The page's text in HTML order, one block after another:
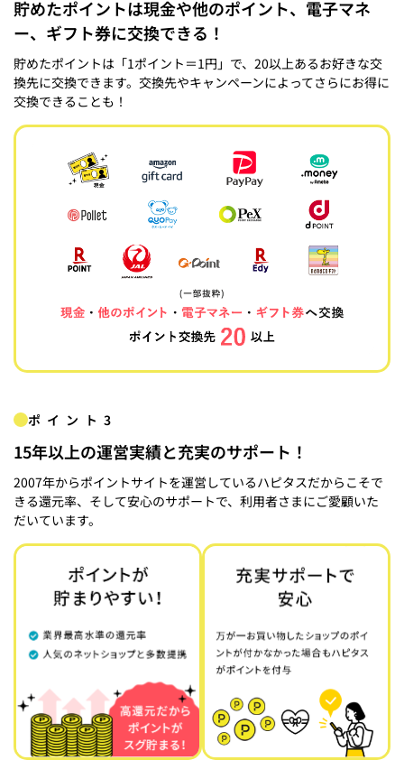
貯めたポイントは現金や他のポイント、電子マネ
ー、ギフト券に交換できる！
貯めたポイントは「1ポイント＝1円」で、20以上あるお好きな交
換先に交換できます。交換先やキャンペーンによってさらにお得に
交換できることも！
ポイント3
15年以上の運営実績と充実のサポート！
2007年からポイントサイトを運営しているハピタスだからこそで
きる還元率、そして安心のサポートで、利用者さまにご愛顧いた
だいています。